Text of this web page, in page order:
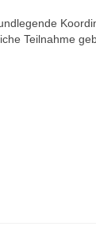
Teilnahme